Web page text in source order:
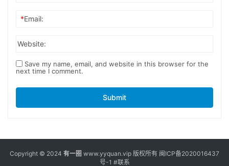
*Email:
Website:
Save my name, email, and website in this browser for the
next time I comment.
Submit
Copyright © 2024 有一圈 www.yyquan.vip 版权所有 闽ICP备2020016437
号-1 #联系